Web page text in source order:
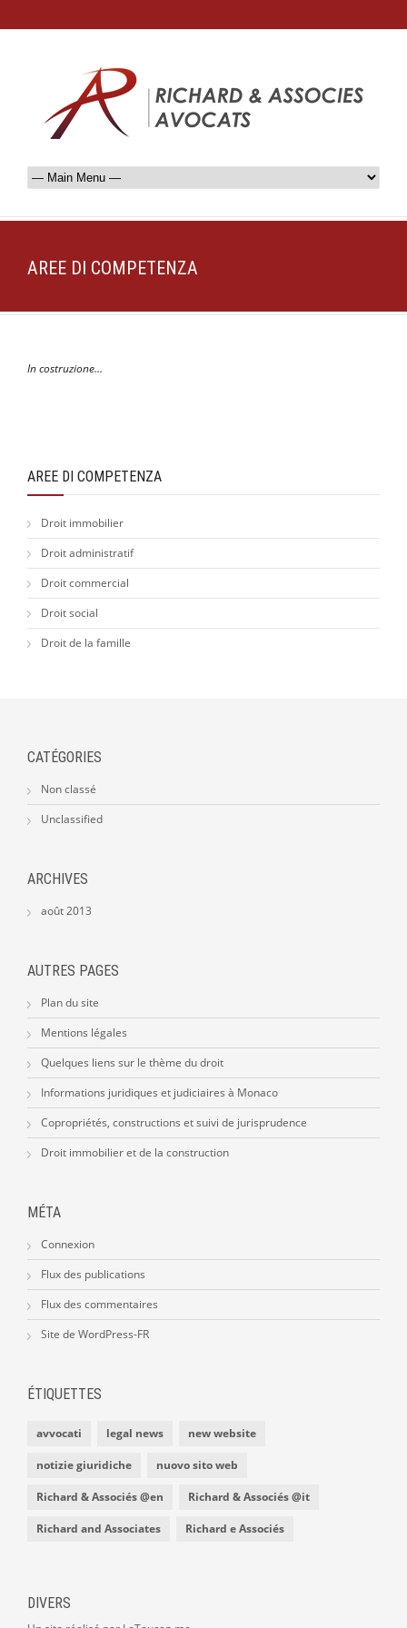
AREE DI COMPETENZA
In costruzione…
AREE DI COMPETENZA
Droit immobilier
Droit administratif
Droit commercial
Droit social
Droit de la famille
CATÉGORIES
Non classé
Unclassified
ARCHIVES
août 2013
AUTRES PAGES
Plan du site
Mentions légales
Quelques liens sur le thème du droit
Informations juridiques et judiciaires à Monaco
Copropriétés, constructions et suivi de jurisprudence
Droit immobilier et de la construction
MÉTA
Connexion
Flux des publications
Flux des commentaires
Site de WordPress-FR
ÉTIQUETTES
avvocati legal news new website
notizie giuridiche nuovo sito web
Richard & Associés @en Richard & Associés @it
Richard and Associates Richard e Associés
DIVERS